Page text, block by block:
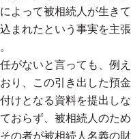
よって被相続人が生きて
まれたという事実を主張
がないと言っても、例え
り、この引き出した預金
けとなる資料を提出しな
おらず、被相続人のため
の者が被相続人名義の財